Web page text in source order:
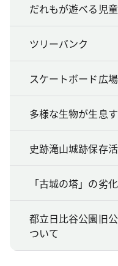
だれもが遊べる児
ツリーバンク
スケートボード広
多様な生物が生息
史跡滝山城跡保存
「古城の塔」の劣
都立日比谷公園旧
ついて